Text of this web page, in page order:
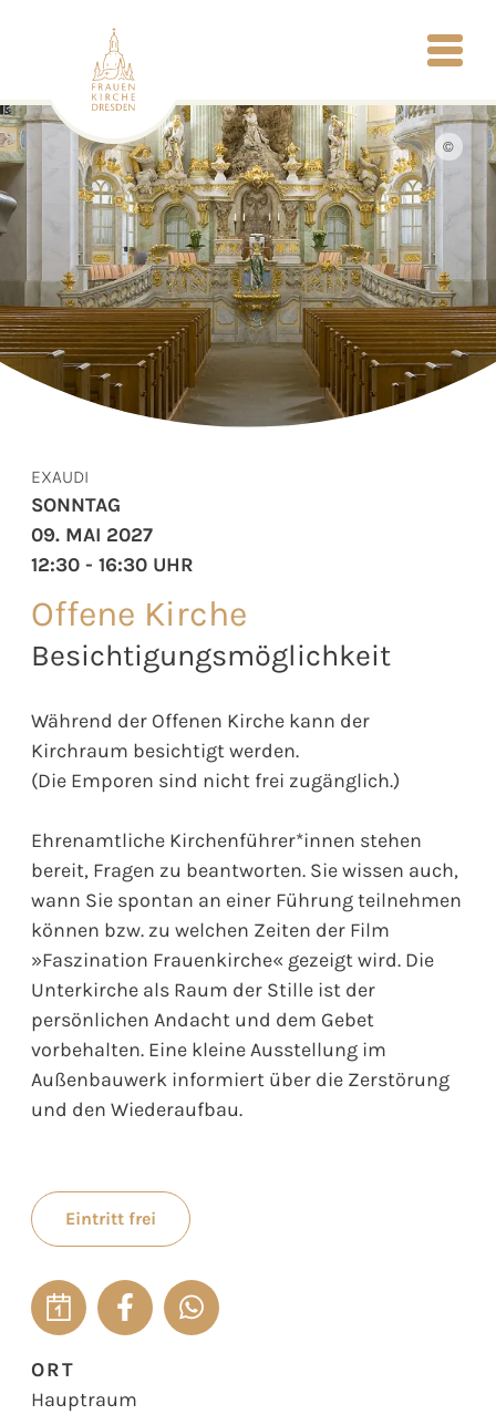
©
Offene Kirche
Besichtigungsmöglichkeit
Während der Offenen Kirche kann der
Kirchraum besichtigt werden.
(Die Emporen sind nicht frei zugänglich.)
Ehrenamtliche Kirchenführer*innen stehen
bereit, Fragen zu beantworten. Sie wissen auch,
wann Sie spontan an einer Führung teilnehmen
können bzw. zu welchen Zeiten der Film
»Faszination Frauenkirche« gezeigt wird. Die
Unterkirche als Raum der Stille ist der
persönlichen Andacht und dem Gebet
vorbehalten. Eine kleine Ausstellung im
Außenbauwerk informiert über die Zerstörung
und den Wiederaufbau.
Eintritt frei
EXAUDI
SONNTAG
09. MAI 2027
12:30 - 16:30 UHR
ORT
Hauptraum